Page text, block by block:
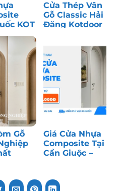
KOT
Cửa Thép Vân
Gỗ Classic Hải
Đăng Kotdoor
Gỗ
Giá Cửa Nhựa
Composite Tại
Cần Giuộc –